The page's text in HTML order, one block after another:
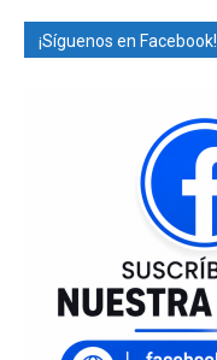
¡Síguenos en Facebook!